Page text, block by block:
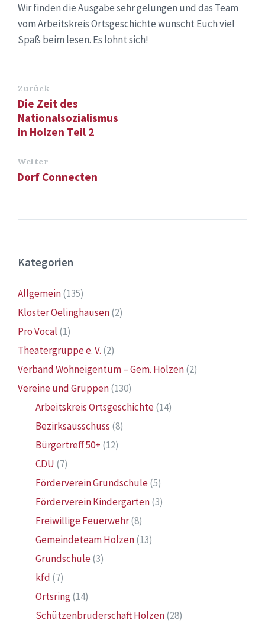
Wir finden die Ausgabe sehr gelungen und das Team
vom Arbeitskreis Ortsgeschichte wünscht Euch viel
Spaß beim lesen. Es lohnt sich!
Zurück
Die Zeit des
Nationalsozialismus
in Holzen Teil 2
Weiter
Dorf Connecten
Kategorien
Allgemein(135)
Kloster Oelinghausen(2)
Pro Vocal (1)
Theatergruppe e. V. (2)
Verband Wohneigentum – Gem. Holzen(2)
Vereine und Gruppen(130)
Arbeitskreis Ortsgeschichte(14)
Bezirksausschuss (8)
Bürgertreff 50+ (12)
CDU (7)
Förderverein Grundschule(5)
Förderverein Kindergarten(3)
Freiwillige Feuerwehr(8)
Gemeindeteam Holzen(13)
Grundschule(3)
kfd (7)
Ortsring(14)
Schützenbruderschaft Holzen(28)